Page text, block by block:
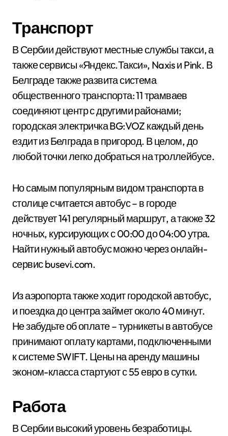
Транспорт
В Сербии действуют местные службы такси, а
также сервисы «Яндекс.Такси», Naxis и Pink. В
Белграде также развита система
общественного транспорта: 11 трамваев
соединяют центр с другими районами;
городская электричка BG:VOZ каждый день
ездит из Белграда в пригород. В целом, до
любой точки легко добраться на троллейбусе.
Но самым популярным видом транспорта в
столице считается автобус – в городе
действует 141 регулярный маршрут, а также 32
ночных, курсирующих с 00:00 до 04:00 утра.
Найти нужный автобус можно через онлайн-
сервис busevi.com.
Из аэропорта также ходит городской автобус,
и поездка до центра займет около 40 минут.
Не забудьте об оплате – турникеты в автобусе
принимают оплату картами, подключенными
к системе SWIFT. Цены на аренду машины
эконом-класса стартуют с 55 евро в сутки.
Работа
В Сербии высокий уровень безработицы.